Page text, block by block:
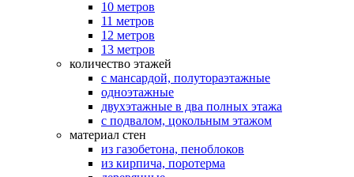
10 метров
11 метров
12 метров
13 метров
количество этажей
с мансардой, полутораэтажные
одноэтажные
двухэтажные в два полных этажа
с подвалом, цокольным этажом
материал стен
из газобетона, пеноблоков
из кирпича, поротерма